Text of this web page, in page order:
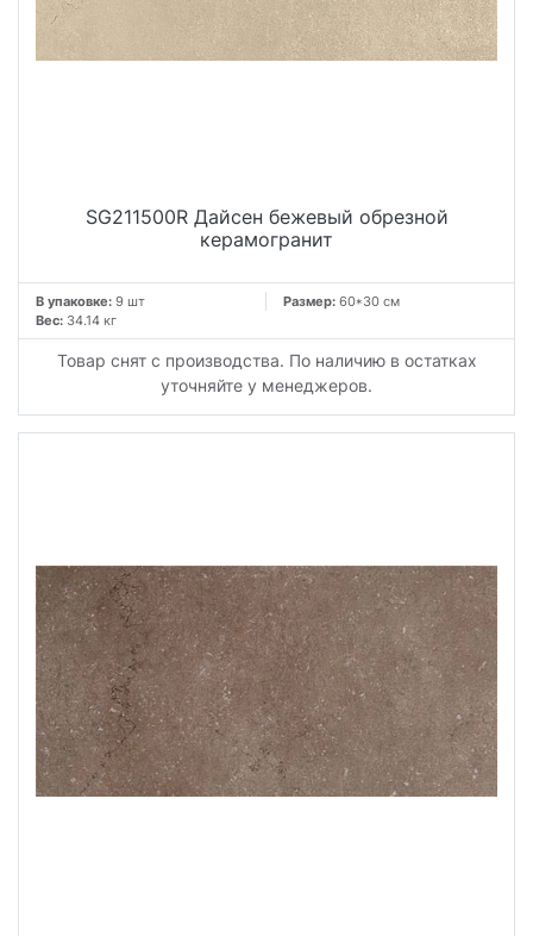
SG211500R Дайсен бежевый обрезной
керамогранит
В упаковке: 9 шт Размер: 60*30 см
Вес: 34.14 кг
Товар снят с производства. По наличию в остатках
уточняйте у менеджеров.